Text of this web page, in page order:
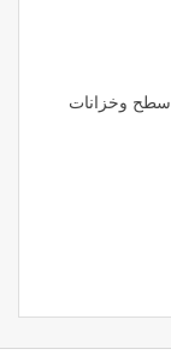
وخزانات